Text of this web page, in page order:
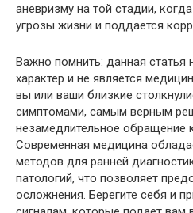
аневризму на той стадии,
угрозы жизни и поддается
Важно помнить: данная статья
характер и не является
вы или ваши близкие
симптомами, самым верным
незамедлительное обращение
Современная медицина
методов для ранней
патологий, что позволяет
осложнения. Берегите себя и